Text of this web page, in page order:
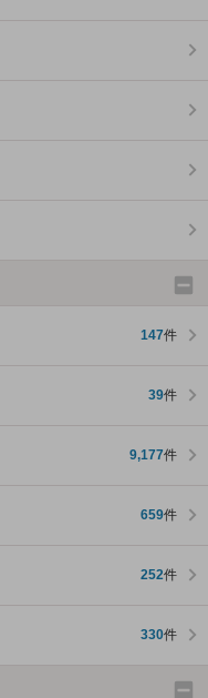
147件
39件
9,177件
659件
252件
330件